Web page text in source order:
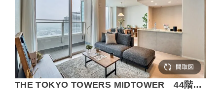
THE TOKYO TOWERS MIDTOWER 44階部